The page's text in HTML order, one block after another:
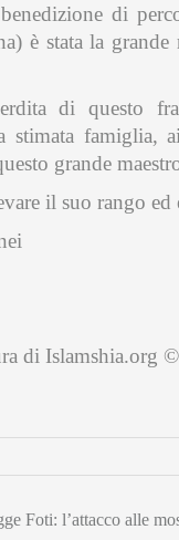
di
è stata la
di questo
stimata
grande
il suo rango
di Islamshia.org
Foti: l’attacco alle